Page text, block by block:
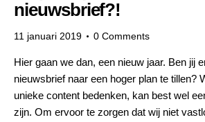
nieuwsbrief?!
11 januari 2019 0 Comments
Hier gaan we dan, een nieuw jaar. Ben jij
nieuwsbrief naar een hoger plan te tillen?
unieke content bedenken, kan best wel
zijn. Om ervoor te zorgen dat wij niet